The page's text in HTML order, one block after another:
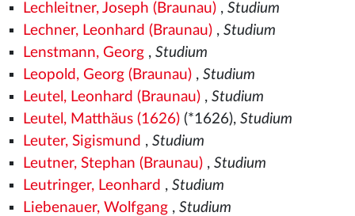
Lechleitner, Joseph (Braunau), Studium
Lechner, Leonhard (Braunau), Studium
Lenstmann, Georg, Studium
Leopold, Georg (Braunau), Studium
Leutel, Leonhard (Braunau), Studium
Leutel, Matthäus (1626)(*1626), Studium
Leuter, Sigismund , Studium
Leutner, Stephan (Braunau), Studium
Leutringer, Leonhard , Studium
Liebenauer, Wolfgang, Studium